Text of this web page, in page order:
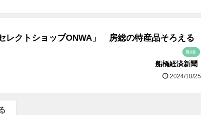
レクトショップONWA」 房総の特産品そろえる
船橋
船橋経済新聞
2024/10/25